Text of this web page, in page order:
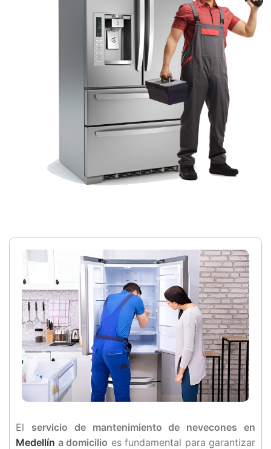
El servicio de mantenimiento de nevecones en
Medellín a domicilio es fundamental para garantizar